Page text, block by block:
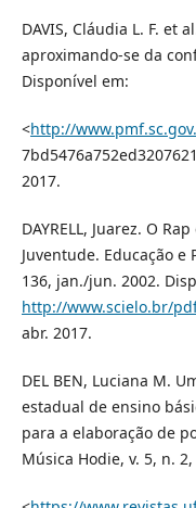
DAVIS, Cláudia L. F. et
aproximando-se da
Disponível em:
<http://
2017.
DAYRELL, Juarez. O
Juventude. Educação e
136, jan./jun. 2002.
http://www.scielo.br/
abr. 2017.
DEL BEN, Luciana M.
estadual de ensino
para a elaboração de
Música Hodie, v. 5, n.